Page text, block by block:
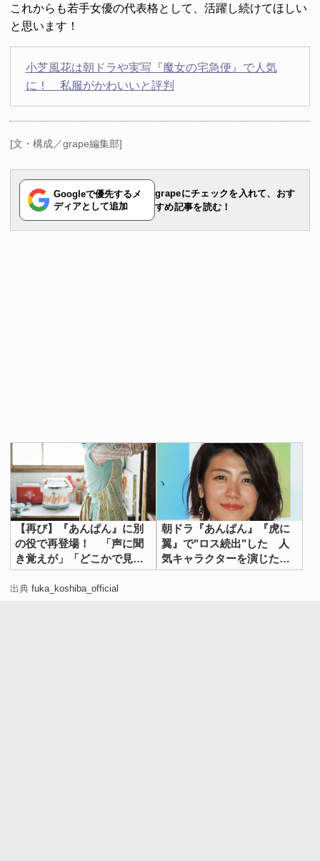
これからも若手女優の代表格として、活躍し続けてほしい
と思います！
小芝風花は朝ドラや実写『魔女の宅急便』で人気
に！ 私服がかわいいと評判
[文・構成／grape編集部]
Googleで優先するメ
ディアとして追加
grapeにチェックを入れて、おす
すめ記事を読む！
【再び】『あんぱん』に別
の役で再登場！ 「声に聞
き覚えが」「どこかで見
た」
朝ドラ『あんぱん』『虎に
翼』で"ロス続出"した 人
気キャラクターを演じた俳
優たち
出典 fuka_koshiba_official